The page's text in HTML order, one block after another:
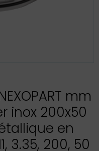
mm
inox 200x50
en
3.35, 200, 50